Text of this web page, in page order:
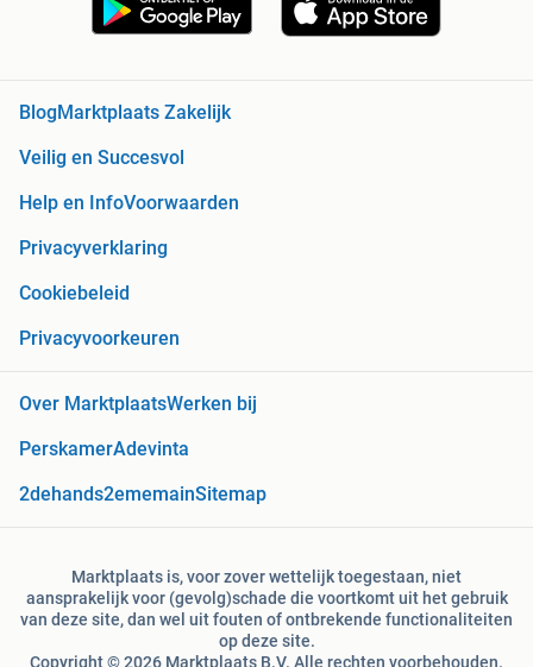
BlogMarktplaats Zakelijk
Veilig en Succesvol
Help en InfoVoorwaarden
Privacyverklaring
Cookiebeleid
Privacyvoorkeuren
Over MarktplaatsWerken bij
PerskamerAdevinta
2dehands2ememainSitemap
Marktplaats is, voor zover wettelijk toegestaan, niet
aansprakelijk voor (gevolg)schade die voortkomt uit het gebruik
van deze site, dan wel uit fouten of ontbrekende functionaliteiten
op deze site.
Copyright © 2026 Marktplaats B.V. Alle rechten voorbehouden.